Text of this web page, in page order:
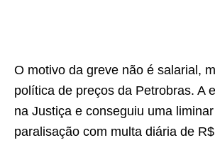
O motivo da greve não é salarial,
política de preços da Petrobras. A
na Justiça e conseguiu uma
paralisação com multa diária de